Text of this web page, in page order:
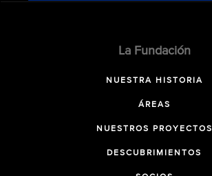
La Fundación
NUESTRA HISTORIA
ÁREAS
NUESTROS PROYECTOS
DESCUBRIMIENTOS